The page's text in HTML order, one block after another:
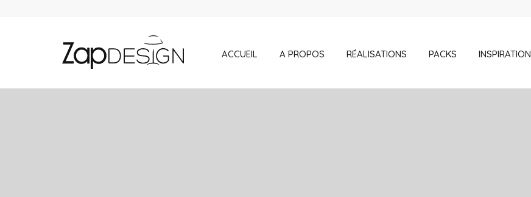
ACCUEIL A PROPOS RÉALISATIONS PACKS INSPIRATION